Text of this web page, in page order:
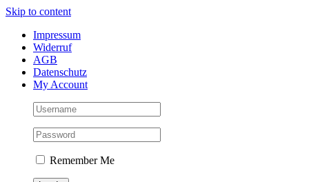
Skip to content
Impressum
Widerruf
AGB
Datenschutz
My Account
Remember Me